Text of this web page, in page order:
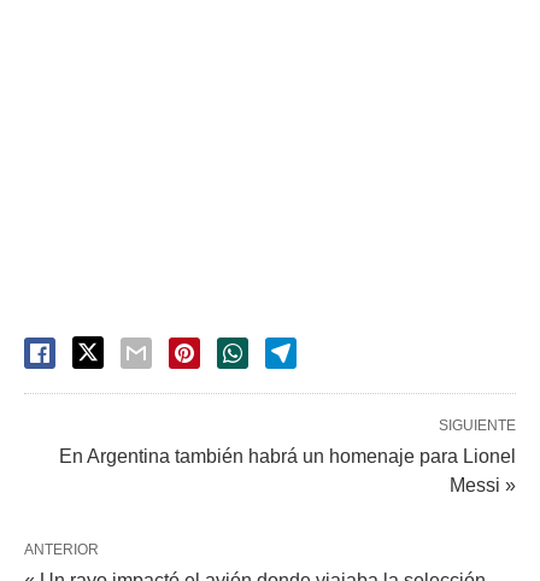
SIGUIENTE
En Argentina también habrá un homenaje para Lionel
Messi »
ANTERIOR